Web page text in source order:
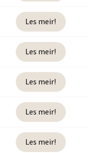
Les meir!
Les meir!
Les meir!
Les meir!
Les meir!